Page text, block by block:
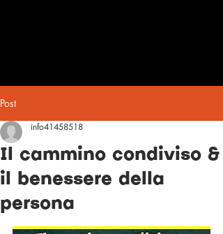
Post
Il cammino condiviso &
il benessere della
persona
info41458518